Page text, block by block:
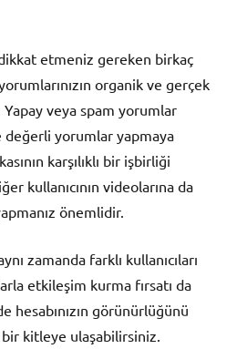
etmeniz gereken birkaç
organik ve gerçek
veya spam yorumlar
yorumlar yapmaya
karşılıklı bir işbirliği
kullanıcının videolarına da
önemlidir.
zamanda farklı kullanıcıları
etkileşim kurma fırsatı da
hesabınızın görünürlüğünü
kitleye ulaşabilirsiniz.